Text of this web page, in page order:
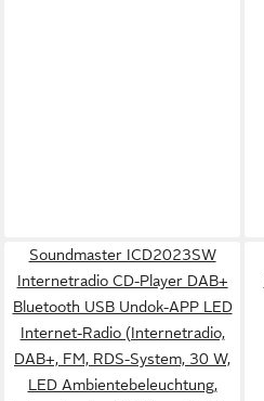
Soundmaster ICD2023SW
Internetradio CD-Player DAB+
Bluetooth USB Undok-APP LED
Internet-Radio (Internetradio,
DAB+, FM, RDS-System, 30 W,
LED Ambientebeleuchtung,